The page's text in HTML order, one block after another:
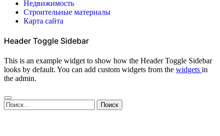
Недвижимость
Строительные материалы
Карта сайта
Header Toggle Sidebar
This is an example widget to show how the Header Toggle Sidebar
looks by default. You can add custom widgets from the widgets in
the admin.
Найти: